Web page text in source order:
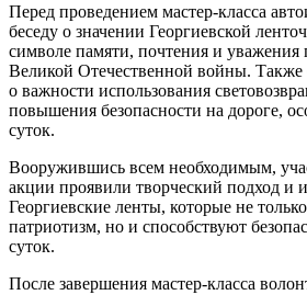
Перед проведением мастер-класса
беседу о значении Георгиевской
символе памяти, почтения и уважения
Великой Отечественной войны. Также
о важности использования
повышения безопасности на дороге,
суток.
Вооружившись всем необходимым,
акции проявили творческий подход и
Георгиевские ленты, которые не
патриотизм, но и способствуют
суток.
После завершения мастер-класса